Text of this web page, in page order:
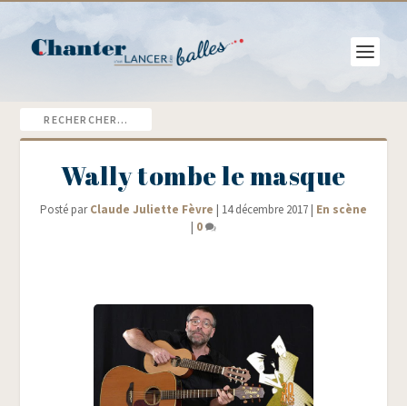
Wally tombe le masque
Posté parClaude Juliette Fèvre | 14 décembre 2017 | En scène
| 0